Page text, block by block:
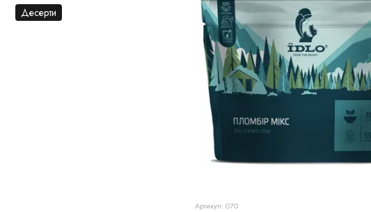
Артикул: 070
Десерти